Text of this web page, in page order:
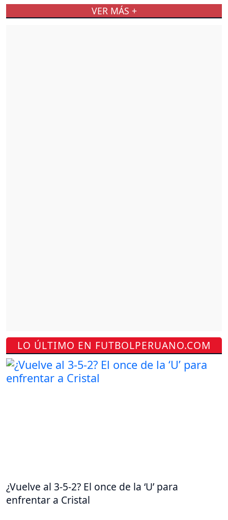
LO ÚLTIMO EN FUTBOLPERUANO.COM
¿Vuelve al 3-5-2? El once de la ‘U’ para
enfrentar a Cristal
VER MÁS +